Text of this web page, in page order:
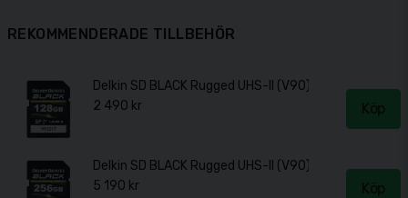
REKOMMENDERADE TILLBEHÖR
Delkin SD BLACK Rugged UHS-II (V90) R300/W250
2 490 kr
Köp
Delkin SD BLACK Rugged UHS-II (V90) R300/W250
5 190 kr
Köp